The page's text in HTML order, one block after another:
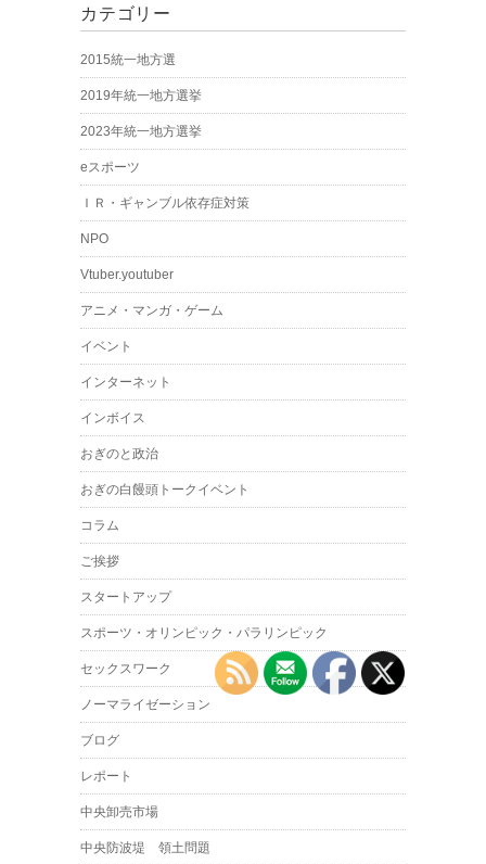
カテゴリー
2015統一地方選
2019年統一地方選挙
2023年統一地方選挙
eスポーツ
ＩＲ・ギャンブル依存症対策
NPO
Vtuber.youtuber
アニメ・マンガ・ゲーム
イベント
インターネット
インボイス
おぎのと政治
おぎの白饅頭トークイベント
コラム
ご挨拶
スタートアップ
スポーツ・オリンピック・パラリンピック
セックスワーク
ノーマライゼーション
ブログ
レポート
中央卸売市場
中央防波堤 領土問題